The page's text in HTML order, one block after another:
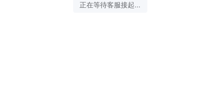
正在等待客服接起...